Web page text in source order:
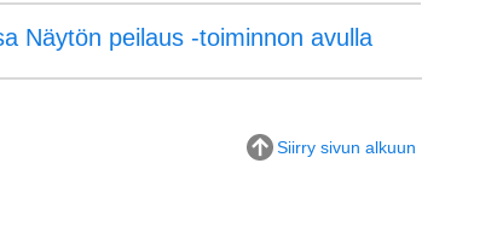
Näytön peilaus -toiminnon avulla
Siirry sivun alkuun